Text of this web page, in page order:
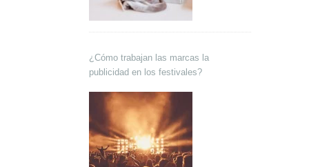
¿Cómo trabajan las marcas la
publicidad en los festivales?